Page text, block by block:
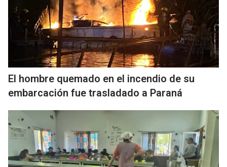
El hombre quemado en el incendio de su
embarcación fue trasladado a Paraná